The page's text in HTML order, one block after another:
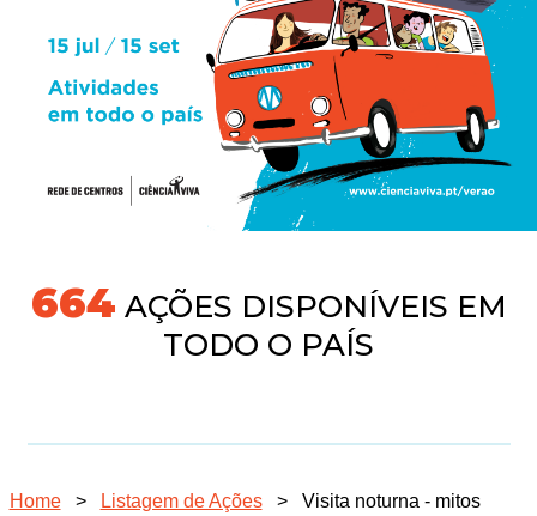
718AÇÕES DISPONÍVEIS EM
TODO O PAÍS
Home > Listagem de Ações >
Visita noturna - mitos